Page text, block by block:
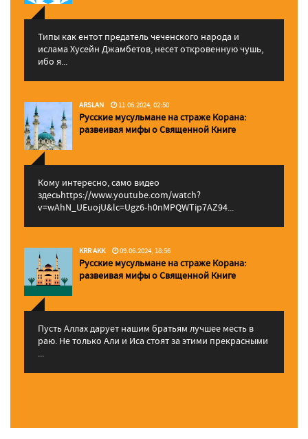
Типы как ентот предатель чеченского народа и
ислама Хусейн Джамбетов, несет откровенную чушь,
ибо я...
ARSLAN 11.06.2024, 02:50
Русские мусульмане на страже Корана:
pазвеивая мифы о Священной Книге
Кому интересно, само видео
здесьhttps://www.youtube.com/watch?
v=wAhN_UEuojU&lc=Ugz6-h0nMPQWTip7AZ94...
KRR AKK 09.06.2024, 18:56
Русские мусульмане на страже Корана:
pазвеивая мифы о Священной Книге
Пусть Аллах дарует нашим братьям лучшее месть в
раю. Не только Али и Иса стоят за этими прекрасными